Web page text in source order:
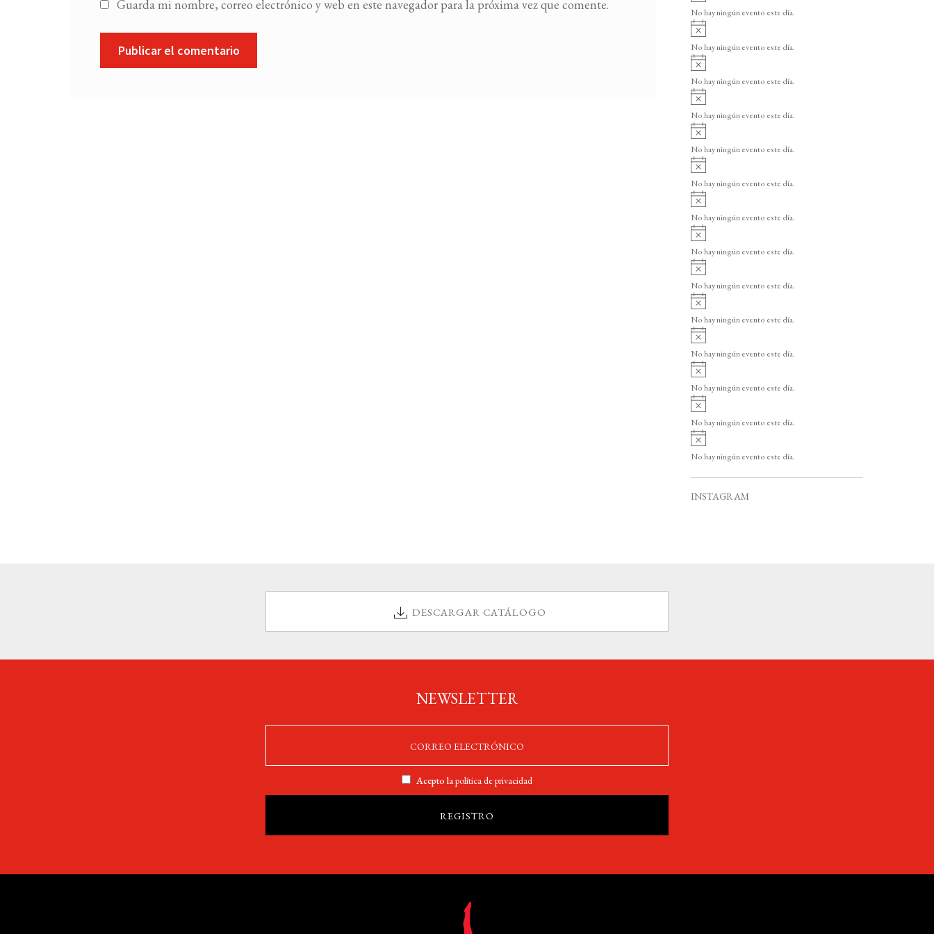
Guarda mi nombre, correo electrónico y web en este navegador para la próxima vez que comente.
o
v
i
o
No hay ningún evento este día.
A
v
i
o
No hay ningún evento este día.
A
v
i
o
No hay ningún evento este día.
A
v
i
o
No hay ningún evento este día.
v
i
o
No hay ningún evento este día.
v
i
o
No hay ningún evento este día.
v
i
o
No hay ningún evento este día.
v
i
o
No hay ningún evento este día.
v
i
o
No hay ningún evento este día.
v
i
o
No hay ningún evento este día.
v
i
o
No hay ningún evento este día.
v
i
o
No hay ningún evento este día.
A
v
i
o
No hay ningún evento este día.
A
v
i
No hay ningún evento este día.
INSTAGRAM
DESCARGAR CATÁLOGO
NEWSLETTER
Acepto lapolítica de privacidad